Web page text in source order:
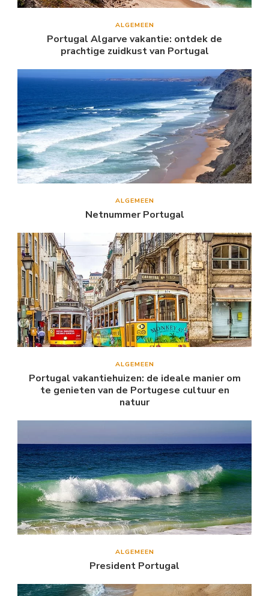
ALGEMEEN
Portugal Algarve vakantie: ontdek de
prachtige zuidkust van Portugal
ALGEMEEN
Netnummer Portugal
ALGEMEEN
Portugal vakantiehuizen: de ideale manier om
te genieten van de Portugese cultuur en
natuur
ALGEMEEN
President Portugal